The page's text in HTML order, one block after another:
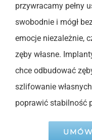
przywracamy pełny
swobodnie i mógł
emocje niezależnie,
zęby własne.
chce odbudować
szlifowanie
poprawić stabilność